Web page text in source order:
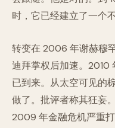
时，它已经建立了一个
转变在 2006 年谢赫穆罕
迪拜掌权后加速。2010
已到来。从太空可见的
做了。批评者称其狂妄
2009 年金融危机严重